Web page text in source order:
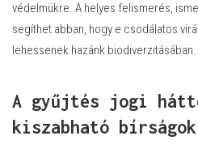
védelmükre. A helyes felismerés,
segíthet abban, hogy e csodálatos
lehessenek hazánk biodiverzitásában.
A gyűjtés jogi
kiszabható bírságok